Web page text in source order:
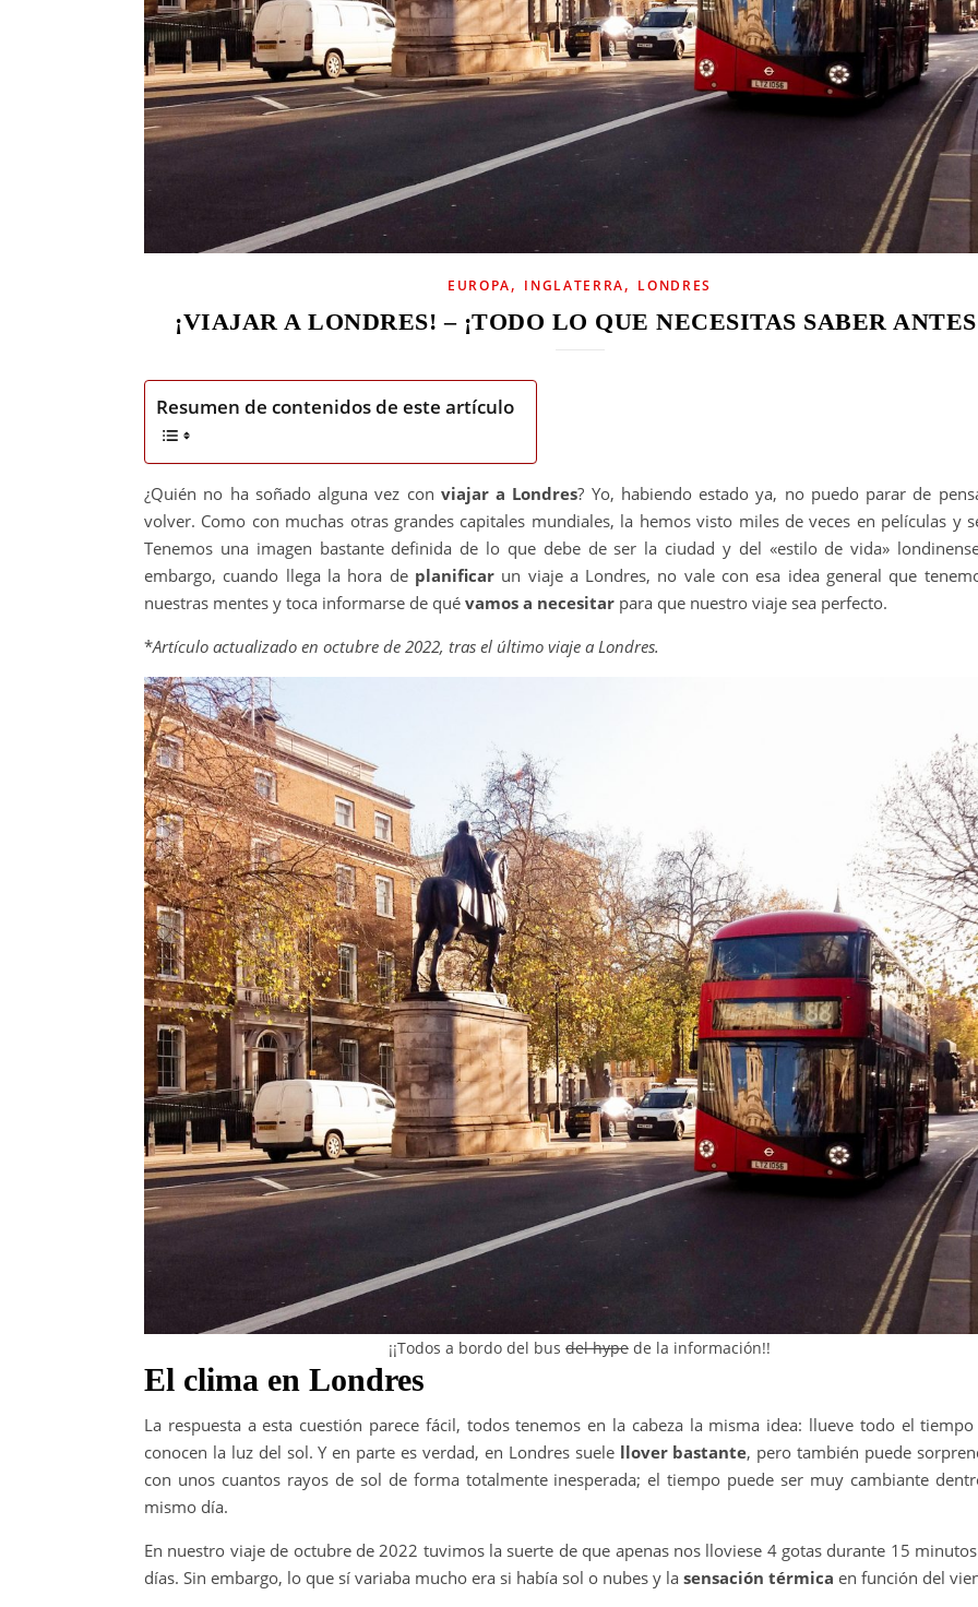
EUROPA, INGLATERRA, LONDRES
¡VIAJAR A LONDRES! – ¡TODO LO QUE NECESITAS SABER
Resumen de contenidos de este artículo
¿Quién no ha soñado alguna vez con viajar a Londres? Yo, habiendo estado ya, no puedo parar de
volver. Como con muchas otras grandes capitales mundiales, la hemos visto miles de veces en películas y
Tenemos una imagen bastante definida de lo que debe de ser la ciudad y del «estilo de vida»
embargo, cuando llega la hora de planificarun viaje a Londres, no vale con esa idea general que
nuestras mentes y toca informarse de qué vamos a necesitar para que nuestro viaje sea perfecto.
*Artículo actualizado en octubre de 2022, tras el último viaje a Londres.
¡¡Todos a bordo del bus del hype de la información!!
El clima en Londres
La respuesta a esta cuestión parece fácil, todos tenemos en la cabeza la misma idea: llueve todo el
conocen la luz del sol. Y en parte es verdad, en Londres suele llover bastante, pero también puede
con unos cuantos rayos de sol de forma totalmente inesperada; el tiempo puede ser muy cambiante
mismo día.
En nuestro viaje de octubre de 2022 tuvimos la suerte de que apenas nos lloviese 4 gotas durante 15
días. Sin embargo, lo que sí variaba mucho era si había sol o nubes y la sensación térmica en función del